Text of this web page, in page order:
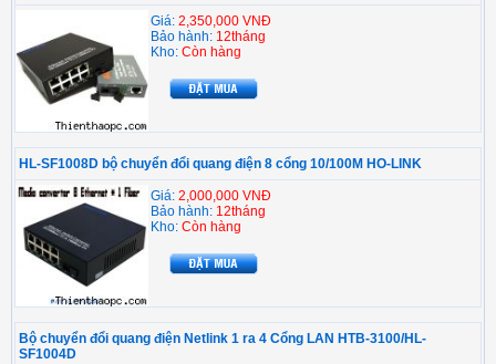
Giá: 2,350,000 VNĐ
Bảo hành: 12tháng
Kho: Còn hàng
HL-SF1008D bộ chuyển đổi quang điện 8 cổng 10/100M HO-LINK
Giá: 2,000,000 VNĐ
Bảo hành: 12tháng
Kho: Còn hàng
Bộ chuyển đổi quang điện Netlink 1 ra 4 Cổng LAN HTB-3100/HL-
SF1004D